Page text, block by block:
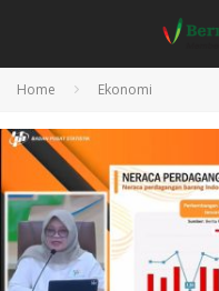
Home Ekonomi